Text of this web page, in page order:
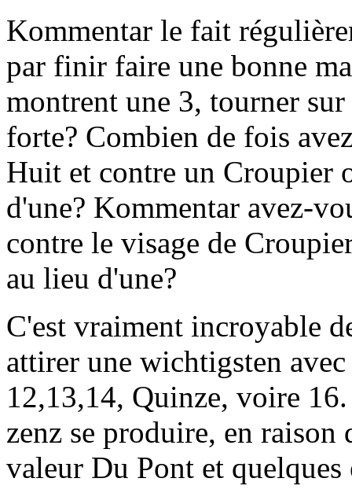
Kommentar le fait
par finir faire une bonne
montrent une 3, tourner
forte? Combien de fois
Huit et contre un Croupier
d'une? Kommentar avez-
contre le visage de
au lieu d'une?
C'est vraiment incroyable
attirer une wichtigsten
12,13,14, Quinze, voire
zenz se produire, en raison
valeur Du Pont et quelques